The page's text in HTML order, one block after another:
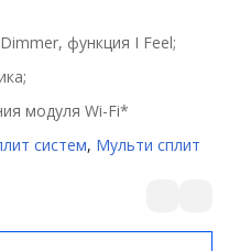
функция I Feel;
модуля Wi-Fi*
систем, Мульти сплит